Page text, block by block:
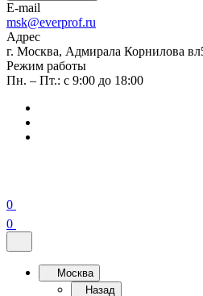
E-mail
msk@everprof.ru
Адрес
г. Москва, Адмирала Корнилова
Режим работы
Пн. – Пт.: с 9:00 до 18:00
0
0
Москва
Назад